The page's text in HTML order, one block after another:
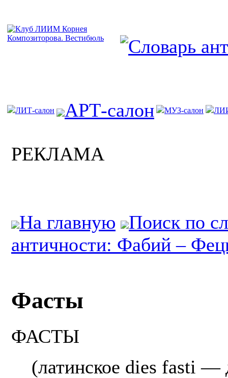
ЛИТ-салон АРТ-салон МУЗ-салон
РЕКЛАМА
На главную
Поиск по
античности: Фабий –
Фасты
ФАСТЫ
(латинское dies fasti